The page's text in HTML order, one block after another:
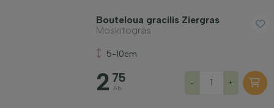
Bouteloua gracilis Ziergras
Moskitogras
5-10cm
2 75
Ab
- +